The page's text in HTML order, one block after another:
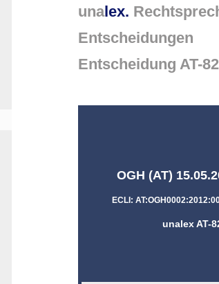
unalex.
Entscheidungen
Entscheidung AT-
OGH (AT)
ECLI:
unalex AT-